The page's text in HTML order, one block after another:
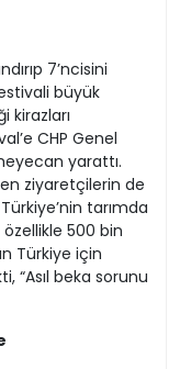
7’ncisini
büyük
kirazları
CHP Genel
yarattı.
ziyaretçilerin de
tarımda
500 bin
Türkiye için
“Asıl beka sorunu